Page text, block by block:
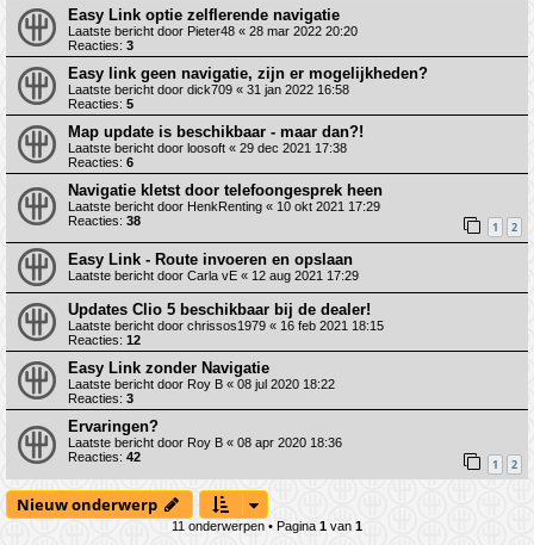
Easy Link optie zelflerende navigatie
Laatste bericht door Pieter48 « 28 mar 2022 20:20
Reacties: 3
Easy link geen navigatie, zijn er mogelijkheden?
Laatste bericht door dick709 « 31 jan 2022 16:58
Reacties: 5
Map update is beschikbaar - maar dan?!
Laatste bericht door loosoft « 29 dec 2021 17:38
Reacties: 6
Navigatie kletst door telefoongesprek heen
Laatste bericht door HenkRenting « 10 okt 2021 17:29
Reacties: 38 1 2
Easy Link - Route invoeren en opslaan
Laatste bericht door Carla vE « 12 aug 2021 17:29
Updates Clio 5 beschikbaar bij de dealer!
Laatste bericht door chrissos1979 « 16 feb 2021 18:15
Reacties: 12
Easy Link zonder Navigatie
Laatste bericht door Roy B « 08 jul 2020 18:22
Reacties: 3
Ervaringen?
Laatste bericht door Roy B « 08 apr 2020 18:36
Reacties: 42 1 2
Nieuw onderwerp
11 onderwerpen • Pagina 1 van 1